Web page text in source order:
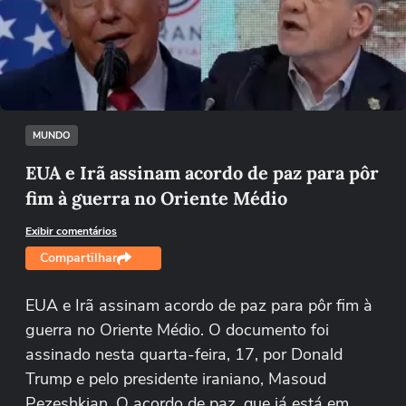
Não foi possível reproduzir o vídeo
Tentar novamente
MUNDO
EUA e Irã assinam acordo de paz para pôr
fim à guerra no Oriente Médio
Exibir comentários
Compartilhar
EUA e Irã assinam acordo de paz para pôr fim à
guerra no Oriente Médio. O documento foi
assinado nesta quarta-feira, 17, por Donald
Trump e pelo presidente iraniano, Masoud